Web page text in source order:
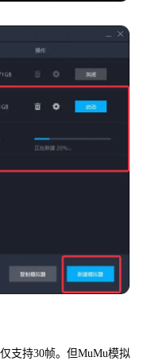
持30帧。但MuMu模拟